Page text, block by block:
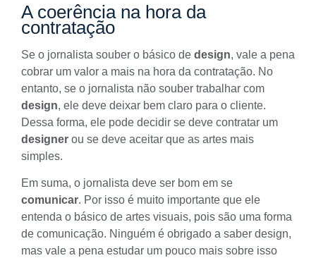
A coerência na hora da
contratação
Se o jornalista souber o básico de design, vale a pena
cobrar um valor a mais na hora da contratação. No
entanto, se o jornalista não souber trabalhar com
design, ele deve deixar bem claro para o cliente.
Dessa forma, ele pode decidir se deve contratar um
designer ou se deve aceitar que as artes mais
simples.
Em suma, o jornalista deve ser bom em se
comunicar. Por isso é muito importante que ele
entenda o básico de artes visuais, pois são uma forma
de comunicação. Ninguém é obrigado a saber design,
mas vale a pena estudar um pouco mais sobre isso